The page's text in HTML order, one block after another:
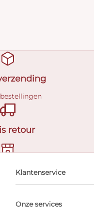
retour
afspraak
Klantenservice
Onze services